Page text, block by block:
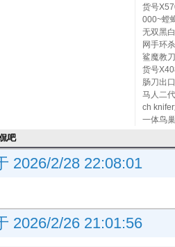
货号
000~螳
无双黑
网手环
鲨魔教
货号
肠刀出
马人二
ch
一体鸟
吧
2026/2/28 22:08:01
2026/2/26 21:01:56